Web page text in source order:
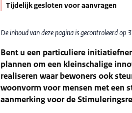
Tijdelijk gesloten voor aanvragen
De inhoud van deze pagina is gecontroleerd op
Bent u een particuliere
plannen om een kleinschalige
realiseren waar bewoners ook
woonvorm voor mensen met een
aanmerking voor de